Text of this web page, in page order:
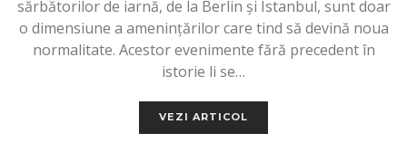
sărbătorilor de iarnă, de la Berlin și Istanbul, sunt doar
o dimensiune a amenințărilor care tind să devină noua
normalitate. Acestor evenimente fără precedent în
istorie li se…
VEZI ARTICOL